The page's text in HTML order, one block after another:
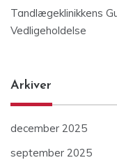
Tandlægeklinikkens
Vedligeholdelse
Arkiver
december 2025
september 2025